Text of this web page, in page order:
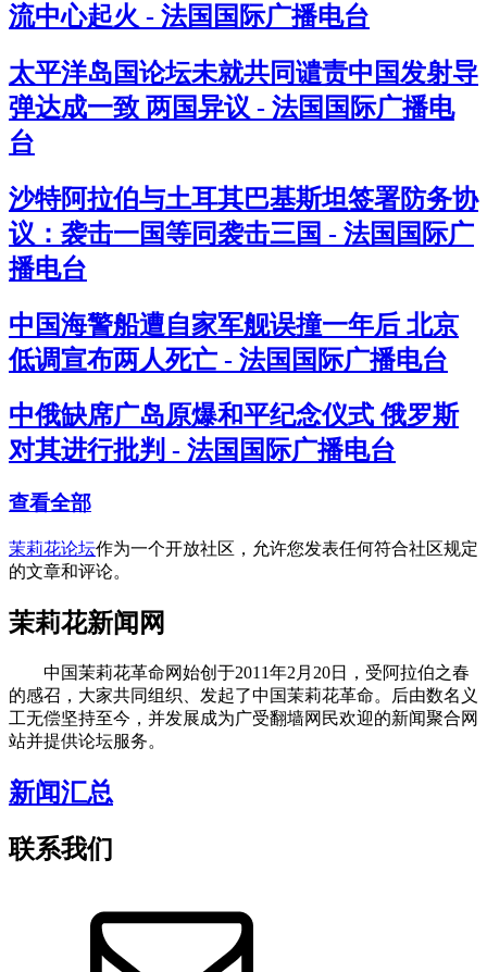
流中心起火 - 法国国际广播电台
太平洋岛国论坛未就共同谴责中国发射导
弹达成一致 两国异议 - 法国国际广播电
台
沙特阿拉伯与土耳其巴基斯坦签署防务协
议：袭击一国等同袭击三国 - 法国国际广
播电台
中国海警船遭自家军舰误撞一年后 北京
低调宣布两人死亡 - 法国国际广播电台
中俄缺席广岛原爆和平纪念仪式 俄罗斯
对其进行批判 - 法国国际广播电台
查看全部
茉莉花论坛作为一个开放社区，允许您发表任何符合社区规定
的文章和评论。
茉莉花新闻网
中国茉莉花革命网始创于2011年2月20日，受阿拉伯之春
的感召，大家共同组织、发起了中国茉莉花革命。后由数名义
工无偿坚持至今，并发展成为广受翻墙网民欢迎的新闻聚合网
站并提供论坛服务。
新闻汇总
联系我们